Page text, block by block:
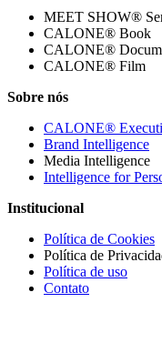
MEET SHOW®
CALONE® Book
CALONE®
CALONE® Film
Sobre nós
CALONE®
Brand Intelligence
Media Intelligence
Intelligence for
Institucional
Política de Cookies
Política de
Política de uso
Contato